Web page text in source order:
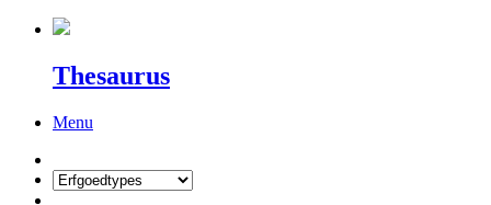
Thesaurus
Menu